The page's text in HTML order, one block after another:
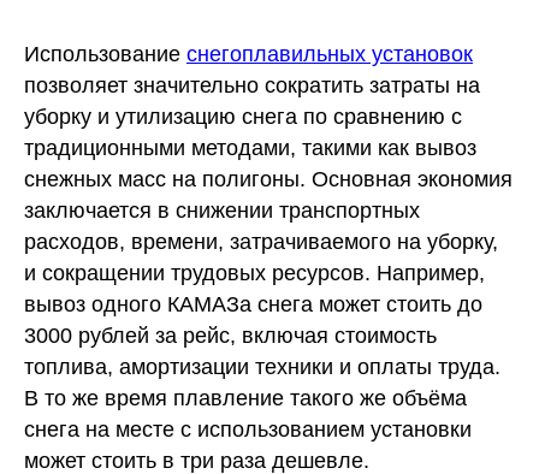
Использование снегоплавильных установок
позволяет значительно сократить затраты на
уборку и утилизацию снега по сравнению с
традиционными методами, такими как вывоз
снежных масс на полигоны. Основная экономия
заключается в снижении транспортных
расходов, времени, затрачиваемого на уборку,
и сокращении трудовых ресурсов. Например,
вывоз одного КАМАЗа снега может стоить до
3000 рублей за рейс, включая стоимость
топлива, амортизации техники и оплаты труда.
В то же время плавление такого же объёма
снега на месте с использованием установки
может стоить в три раза дешевле.